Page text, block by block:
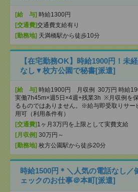
[給 与] 時給1300円
[交通費]交通費支給有り
[勤務地] 天満橋駅から徒歩10分
【在宅勤務OK】時給1900円！未
なし▼枚方公園で秘書[派遣]
[給 与] 時給1900円 月収例 30万円 時給
実働7h45m×週5日×4週+残業3h ※月収例を
るものではありません。※給与即受取りサー
用可（利用条件有）
[交通費] 1ヶ月3万円を上限として実費支給
[月収例] 30万円～
[勤務地] 枚方公園駅から徒歩20分
時給1500円＊＼人気の電話なし／
ェックのお仕事＠本町[派遣]